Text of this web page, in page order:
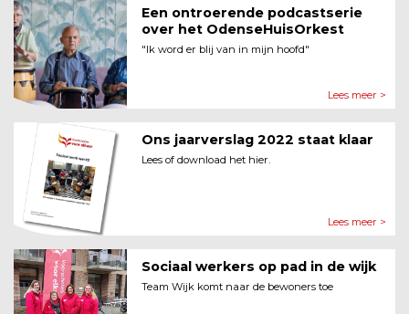
Een ontroerende podcastserie
over het OdenseHuisOrkest
"Ik word er blij van in mijn hoofd"
Lees meer >
Ons jaarverslag 2022 staat klaar
Lees of download het hier.
Lees meer >
Sociaal werkers op pad in de wijk
Team Wijk komt naar de bewoners toe